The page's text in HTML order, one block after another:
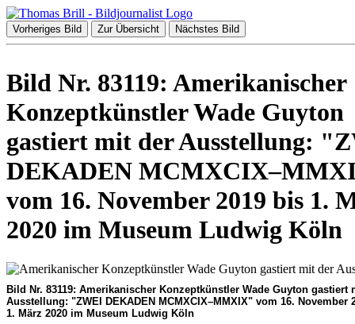
Vorheriges Bild Zur Übersicht Nächstes Bild
Bild Nr. 83119: Amerikanischer
Konzeptkünstler Wade Guyton
gastiert mit der Ausstellung:
DEKADEN
vom 16. November 2019 bis 1.
2020 im Museum Ludwig Köln
Bild Nr. 83119: Amerikanischer Konzeptkünstler Wade Guyton gastiert
Ausstellung: "ZWEI DEKADEN MCMXCIX–MMXIX" vom 16. November
1. März 2020 im Museum Ludwig Köln